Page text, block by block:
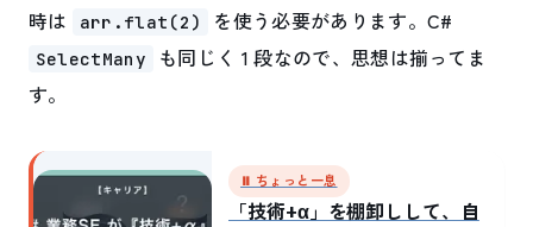
時は
arr.flat(2) を使う必要があります。C#
SelectMany
も同じく 1 段なので、思想は揃ってま
す。
⏸ ちょっと一息
「技術+α」を棚卸しして、自